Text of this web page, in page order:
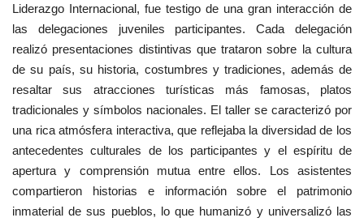
Liderazgo Internacional, fue testigo de una gran interacción de
las delegaciones juveniles participantes. Cada delegación
realizó presentaciones distintivas que trataron sobre la cultura
de su país, su historia, costumbres y tradiciones, además de
resaltar sus atracciones turísticas más famosas, platos
tradicionales y símbolos nacionales. El taller se caracterizó por
una rica atmósfera interactiva, que reflejaba la diversidad de los
antecedentes culturales de los participantes y el espíritu de
apertura y comprensión mutua entre ellos. Los asistentes
compartieron historias e información sobre el patrimonio
inmaterial de sus pueblos, lo que humanizó y universalizó las